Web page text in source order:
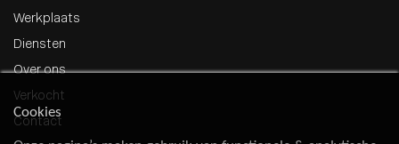
Werkplaats
Diensten
Over ons
Verkocht
Contact
Cookies